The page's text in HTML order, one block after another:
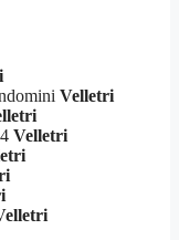
Velletri
Velletri